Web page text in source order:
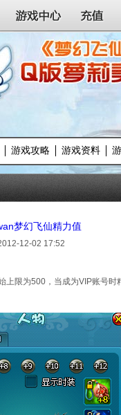
游戏中心 充值
游戏攻略 游戏资料
梦幻飞仙精力值
12-02 17:52
限为500，当成为VIP账号时